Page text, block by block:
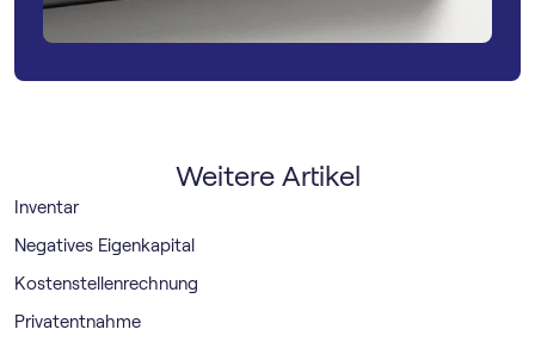
Weitere Artikel
Inventar
Negatives Eigenkapital
Kostenstellenrechnung
Privatentnahme